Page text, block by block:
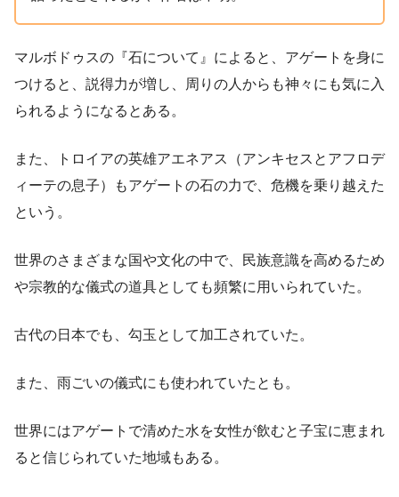
マルボドゥスの『石について』によると、アゲートを身に
つけると、説得力が増し、周りの人からも神々にも気に入
られるようになるとある。
また、トロイアの英雄アエネアス（アンキセスとアフロデ
ィーテの息子）もアゲートの石の力で、危機を乗り越えた
という。
世界のさまざまな国や文化の中で、民族意識を高めるため
や宗教的な儀式の道具としても頻繁に用いられていた。
古代の日本でも、勾玉として加工されていた。
また、雨ごいの儀式にも使われていたとも。
世界にはアゲートで清めた水を女性が飲むと子宝に恵まれ
ると信じられていた地域もある。